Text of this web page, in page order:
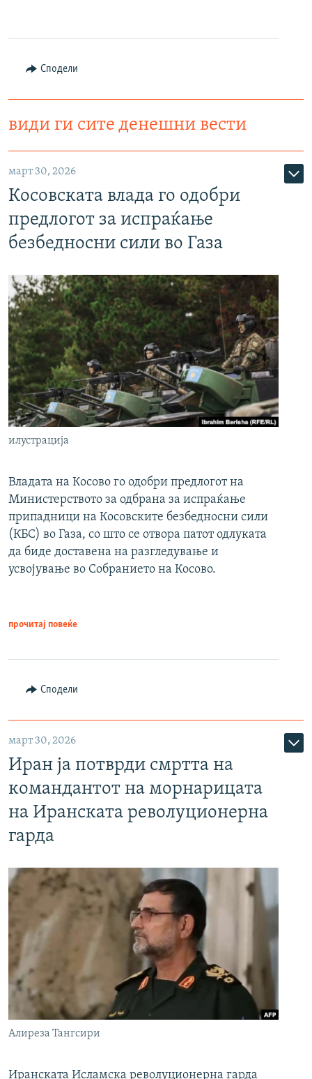
Сподели
види ги сите денешни вести
март 30, 2026
Косовската влада го одобри
предлогот за испраќање
безбедносни сили во Газа
илустрација
Владата на Косово го одобри предлогот на
Министерството за одбрана за испраќање
припадници на Косовските безбедносни сили
(КБС) во Газа, со што се отвора патот одлуката
да биде доставена на разгледување и
усвојување во Собранието на Косово.
прочитај повеќе
Сподели
март 30, 2026
Иран ја потврди смртта на
командантот на морнарицата
на Иранската револуционерна
гарда
Алиреза Тангсири
Иранската Исламска револуционерна гарда